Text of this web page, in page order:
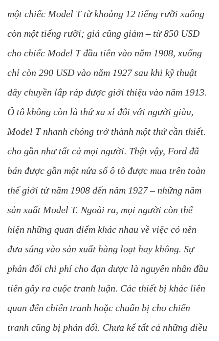
một chiếc Model T từ khoảng 12 tiếng rưỡi xuống
còn một tiếng rưỡi; giá cũng giảm – từ 850 USD
cho chiếc Model T đầu tiên vào năm 1908, xuống
chỉ còn 290 USD vào năm 1927 sau khi kỹ thuật
dây chuyền lắp ráp được giới thiệu vào năm 1913.
Ô tô không còn là thứ xa xỉ đối với người giàu,
Model T nhanh chóng trở thành một thứ cần thiết.
cho gần như tất cả mọi người. Thật vậy, Ford đã
bán được gần một nửa số ô tô được mua trên toàn
thế giới từ năm 1908 đến năm 1927 – những năm
sản xuất Model T. Ngoài ra, mọi người còn thể
hiện những quan điểm khác nhau về việc có nên
đưa súng vào sản xuất hàng loạt hay không. Sự
phản đối chi phí cho đạn dược là nguyên nhân đầu
tiên gây ra cuộc tranh luận. Các thiết bị khác liên
quan đến chiến tranh hoặc chuẩn bị cho chiến
tranh cũng bị phản đối. Chưa kể tất cả những điều